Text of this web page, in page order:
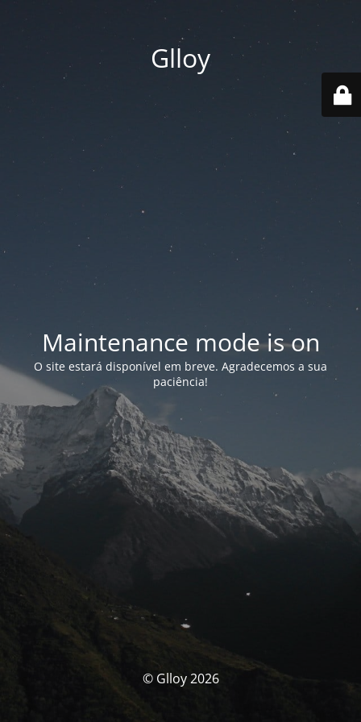
Glloy
Maintenance mode is on
O site estará disponível em breve. Agradecemos a sua
paciência!
© Glloy 2026